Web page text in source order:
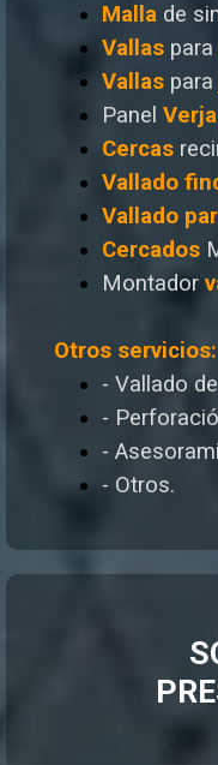
Malla de
Vallas para
Vallas para
Panel Verja
Cercas
Vallado
Vallado
Cercados
Montador
Otros servicios:
- Vallado
-
-
- Otros.